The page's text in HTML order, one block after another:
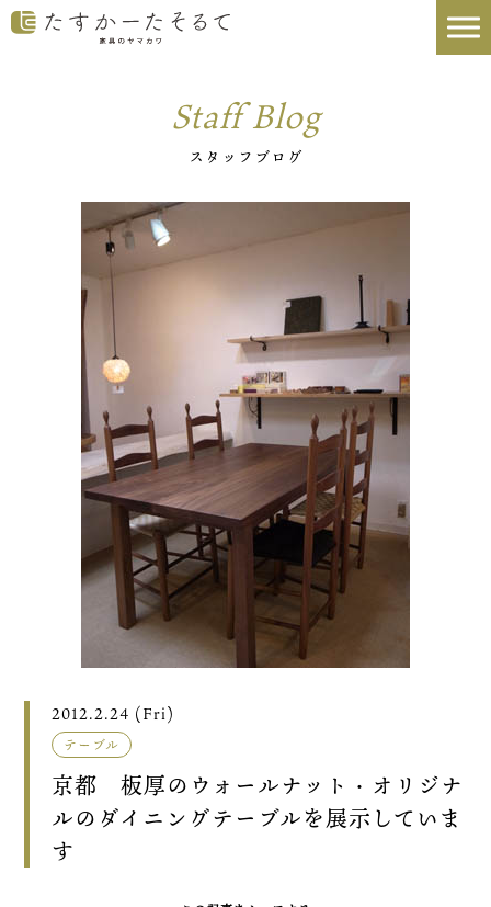
Staff Blog
スタッフブログ
2012.2.24 (Fri)
テーブル
京都 板厚のウォールナット・オリジナ
ルのダイニングテーブルを展示していま
す